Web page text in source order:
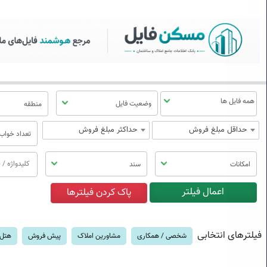
مسکن فایل | خرید، فروش،
منوی
مسکن
وضعیت فایل منطقه
حداقل مبلغ فروش حداکثر مبلغ فروش تعداد
امکانات سند
فیلترهای انتخابی شخصی / همکاری مشاورین املاک پیش فروش